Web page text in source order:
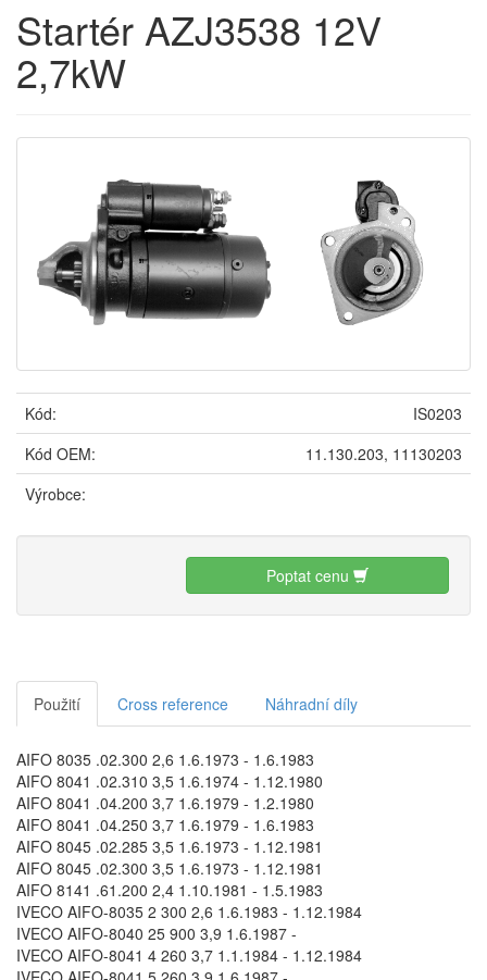
Startér AZJ3538 12V
2,7kW
Kód:
IS0203
Kód OEM:
11.130.203, 11130203
Výrobce:
Poptat cenu
Použití Cross reference Náhradní díly
AIFO 8035 .02.300 2,6 1.6.1973 - 1.6.1983
AIFO 8041 .02.310 3,5 1.6.1974 - 1.12.1980
AIFO 8041 .04.200 3,7 1.6.1979 - 1.2.1980
AIFO 8041 .04.250 3,7 1.6.1979 - 1.6.1983
AIFO 8045 .02.285 3,5 1.6.1973 - 1.12.1981
AIFO 8045 .02.300 3,5 1.6.1973 - 1.12.1981
AIFO 8141 .61.200 2,4 1.10.1981 - 1.5.1983
IVECO AIFO-8035 2 300 2,6 1.6.1983 - 1.12.1984
IVECO AIFO-8040 25 900 3,9 1.6.1987 -
IVECO AIFO-8041 4 260 3,7 1.1.1984 - 1.12.1984